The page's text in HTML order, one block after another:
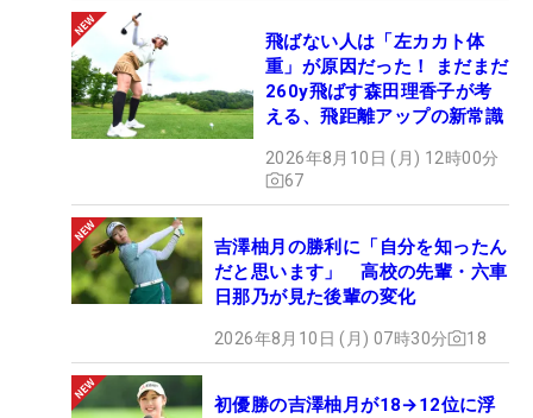
飛ばない人は「左カカト体
重」が原因だった！ まだまだ
260y飛ばす森田理香子が考
える、飛距離アップの新常識
2026年8月10日 (月) 12時00分
67
吉澤柚月の勝利に「自分を知ったん
だと思います」 高校の先輩・六車
日那乃が見た後輩の変化
2026年8月10日 (月) 07時30分 18
初優勝の吉澤柚月が18→12位に浮